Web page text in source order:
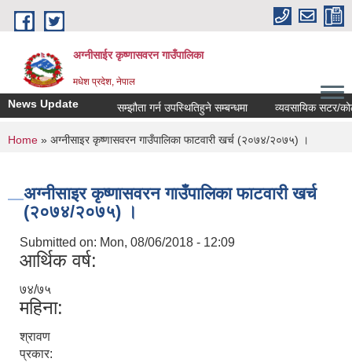
Skip to main content
अग्नीसाईर कृष्णासवरन गाउँपालिका
मधेश प्रदेश, नेपाल
News Update सम्झौता गर्न उपस्थितिहुने सम्बन्धमा व्यवसायिक सटर/
You are here
Home » अग्नीसाइर कृष्णासवरन गाउँपालिका फाटवारी खर्च (२०७४/२०७५) ।
अग्नीसाइर कृष्णासवरन गाउँपालिका फाटवारी खर्च
(२०७४/२०७५) ।
Submitted on: Mon, 08/06/2018 - 12:09
आर्थिक वर्ष:
७४/७५
महिना:
श्रावण
प्रकार: